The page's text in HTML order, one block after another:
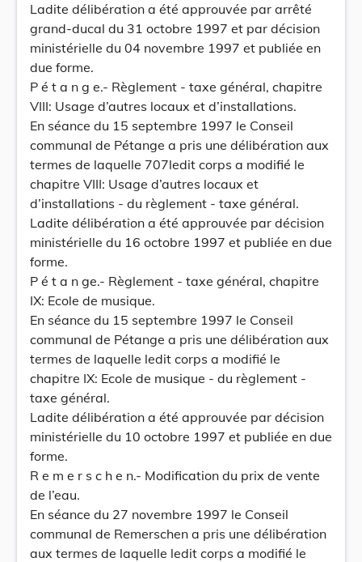
Ladite délibération a été approuvée par arrêté
grand-ducal du 31 octobre 1997 et par décision
ministérielle du 04 novembre 1997 et publiée en
due forme.
P é t a n g e.- Règlement - taxe général, chapitre
VIII: Usage d’autres locaux et d’installations.
En séance du 15 septembre 1997 le Conseil
communal de Pétange a pris une délibération aux
termes de laquelle 707ledit corps a modifié le
chapitre VIII: Usage d’autres locaux et
d’installations - du règlement - taxe général.
Ladite délibération a été approuvée par décision
ministérielle du 16 octobre 1997 et publiée en due
forme.
P é t a n ge.- Règlement - taxe général, chapitre
IX: Ecole de musique.
En séance du 15 septembre 1997 le Conseil
communal de Pétange a pris une délibération aux
termes de laquelle ledit corps a modifié le
chapitre IX: Ecole de musique - du règlement -
taxe général.
Ladite délibération a été approuvée par décision
ministérielle du 10 octobre 1997 et publiée en due
forme.
R e m e r s c h e n.- Modification du prix de vente
de l’eau.
En séance du 27 novembre 1997 le Conseil
communal de Remerschen a pris une délibération
aux termes de laquelle ledit corps a modifié le